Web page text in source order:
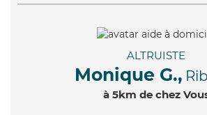
ALTRUISTE
Monique G.,
à 5km de chez